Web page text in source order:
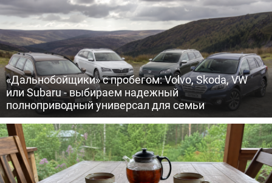
«Дальнобойщики» с пробегом: Volvo, Skoda, VW
или Subaru - выбираем надежный
полноприводный универсал для семьи